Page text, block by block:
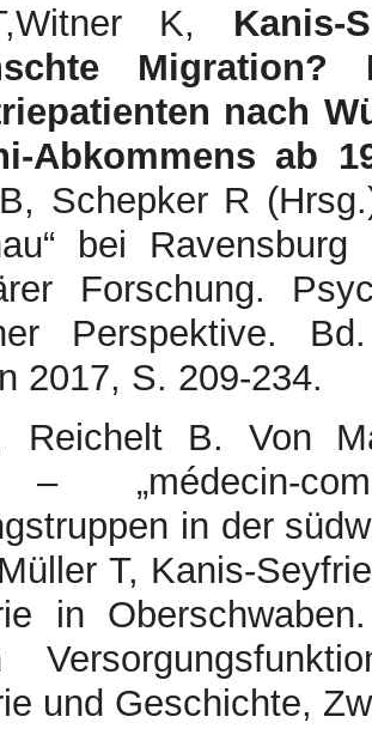
K, Kanis-
Migration?
nach
Abkommens ab
Schepker R
bei
Forschung.
Perspektive.
2017, S. 209-234.
Reichelt B. Von
„médecin-
in der
T, Kanis-
in
und Geschichte,